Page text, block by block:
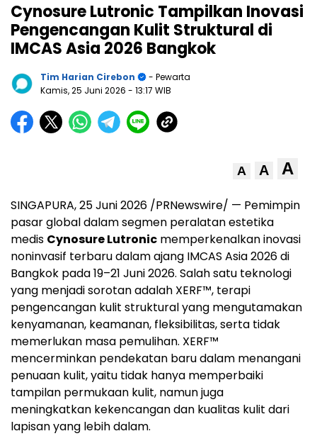
Cynosure Lutronic Tampilkan Inovasi
Pengencangan Kulit Struktural di
IMCAS Asia 2026 Bangkok
Tim Harian Cirebon
- Pewarta
Kamis, 25 Juni 2026 - 13:17 WIB
A A A
SINGAPURA, 25 Juni 2026 /PRNewswire/ — Pemimpin
pasar global dalam segmen peralatan estetika
medis Cynosure Lutronic memperkenalkan inovasi
noninvasif terbaru dalam ajang IMCAS Asia 2026 di
Bangkok pada 19–21 Juni 2026. Salah satu teknologi
yang menjadi sorotan adalah XERF™, terapi
pengencangan kulit struktural yang mengutamakan
kenyamanan, keamanan, fleksibilitas, serta tidak
memerlukan masa pemulihan. XERF™
mencerminkan pendekatan baru dalam menangani
penuaan kulit, yaitu tidak hanya memperbaiki
tampilan permukaan kulit, namun juga
meningkatkan kekencangan dan kualitas kulit dari
lapisan yang lebih dalam.